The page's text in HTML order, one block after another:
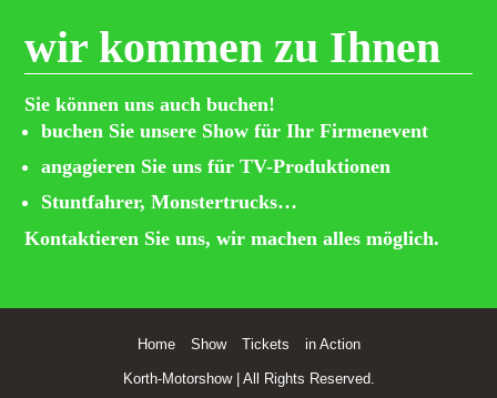
wir kommen zu Ihnen
Sie können uns auch buchen!
buchen Sie unsere Show für Ihr Firmenevent
angagieren Sie uns für TV-Produktionen
Stuntfahrer, Monstertrucks…
Kontaktieren Sie uns, wir machen alles möglich.
Home Show Tickets in Action
Korth-Motorshow | All Rights Reserved.